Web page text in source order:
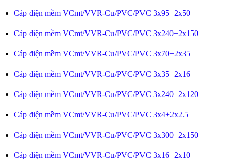
Cáp điện mềm VCmt/VVR-Cu/PVC/PVC 3x95+2x50
Cáp điện mềm VCmt/VVR-Cu/PVC/PVC 3x240+2x150
Cáp điện mềm VCmt/VVR-Cu/PVC/PVC 3x70+2x35
Cáp điện mềm VCmt/VVR-Cu/PVC/PVC 3x35+2x16
Cáp điện mềm VCmt/VVR-Cu/PVC/PVC 3x240+2x120
Cáp điện mềm VCmt/VVR-Cu/PVC/PVC 3x4+2x2.5
Cáp điện mềm VCmt/VVR-Cu/PVC/PVC 3x300+2x150
Cáp điện mềm VCmt/VVR-Cu/PVC/PVC 3x16+2x10